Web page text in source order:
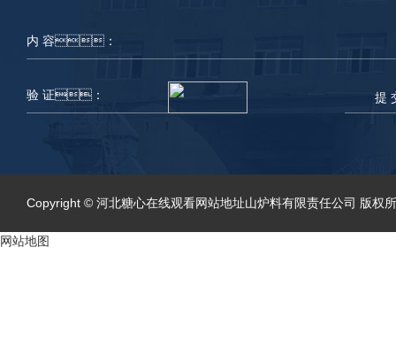
提
Copyright © 河北糖心在线观看网站地址山炉料有限责任公司 版权所
网站地图